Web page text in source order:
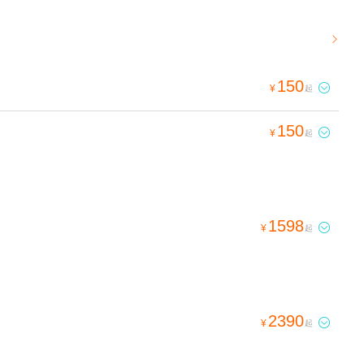

¥ 150起 
¥ 150起 
¥ 1598起 
¥ 2390起 